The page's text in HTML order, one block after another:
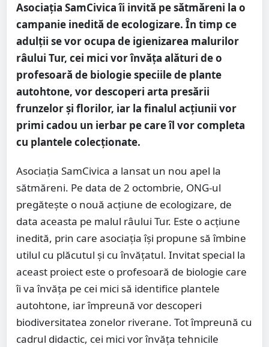
Asociația SamCivica îi invită pe sătmăreni la o
campanie inedită de ecologizare. În timp ce
adulții se vor ocupa de igienizarea malurilor
râului Tur, cei mici vor învăța alături de o
profesoară de biologie speciile de plante
autohtone, vor descoperi arta presării
frunzelor și florilor, iar la finalul acțiunii vor
primi cadou un ierbar pe care îl vor completa
cu plantele colecționate.
Asociația SamCivica a lansat un nou apel la
sătmăreni. Pe data de 2 octombrie, ONG-ul
pregătește o nouă acțiune de ecologizare, de
data aceasta pe malul râului Tur. Este o acțiune
inedită, prin care asociația își propune să îmbine
utilul cu plăcutul și cu învățatul. Invitat special la
aceast proiect este o profesoară de biologie care
îi va învăța pe cei mici să identifice plantele
autohtone, iar împreună vor descoperi
biodiversitatea zonelor riverane. Tot împreună cu
cadrul didactic, cei mici vor învăța tehnicile